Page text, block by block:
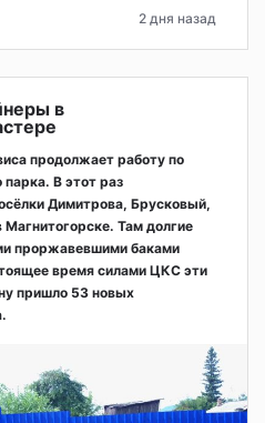
2 дня назад
в
продолжает работу по
парка. В этот раз
Димитрова, Брусковый,
Магнитогорске. Там долгие
проржавевшими баками
время силами ЦКС эти
пришло 53 новых